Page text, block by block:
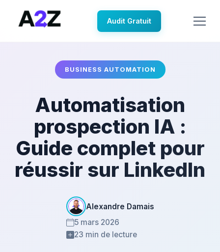
Audit Gratuit
BUSINESS AUTOMATION
Automatisation
prospection IA :
Guide complet pour
réussir sur LinkedIn
Alexandre Damais
5 mars 2026
23 min de lecture